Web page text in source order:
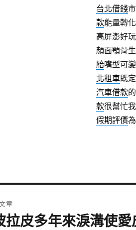
台北借錢
款能量轉
高屏澎好
顏面顎骨
胎嘴型可
北租車既
汽車借款
款很幫忙
假期評價
章
拉皮多年來淚溝使